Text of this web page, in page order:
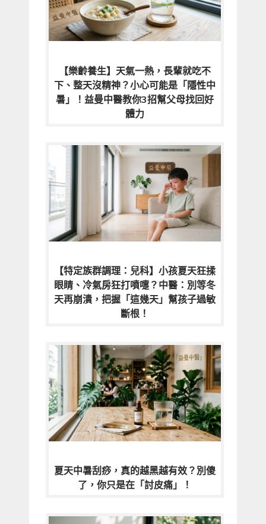
【樂齡養生】天氣一熱，長輩就吃不
下、整天沒精神？小心可能是「隱性中
暑」！益曼中醫教你3招幫父母找回好
體力
【特定族群調理：兒科】小孩夏天狂揉
眼睛、冷氣房狂打噴嚏？中醫：別等冬
天再崩潰，把握「這幾天」幫孩子過敏
斷根！
夏天中暑刮痧，真的越黑越有效？別傻
了，你只是在「討皮痛」！